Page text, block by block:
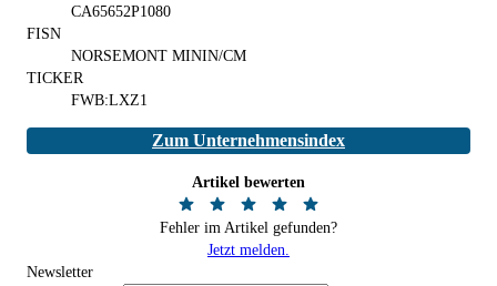
CA65652P1080
FISN
NORSEMONT MININ/CM
TICKER
FWB:LXZ1
Zum Unternehmensindex
Artikel bewerten
Fehler im Artikel gefunden?
Jetzt melden.
Newsletter